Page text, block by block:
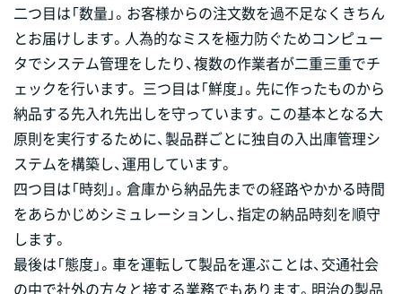
二つ目は「数量」。お客様からの注文数を過不足なくきちん
とお届けします。人為的なミスを極力防ぐためコンピュー
タでシステム管理をしたり、複数の作業者が二重三重でチ
ェックを行います。 三つ目は「鮮度」。先に作ったものから
納品する先入れ先出しを守っています。この基本となる大
原則を実行するために、製品群ごとに独自の入出庫管理シ
ステムを構築し、運用しています。
四つ目は「時刻」。倉庫から納品先までの経路やかかる時間
をあらかじめシミュレーションし、指定の納品時刻を順守
します。
最後は「態度」。車を運転して製品を運ぶことは、交通社会
の中で社外の方々と接する業務でもあります。明治の製品